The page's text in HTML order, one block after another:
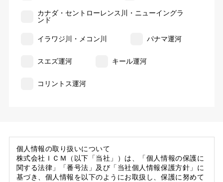
カナダ・セントローレンス川・ニューイングラ
ンド
イラワジ川・メコン川 パナマ運河
スエズ運河 キール運河
コリントス運河
個人情報の取り扱いについて
株式会社ＩＣＭ（以下「当社」）は、「個人情報の保護に
関する法律」「番号法」及び「当社個人情報保護方針」に
基づき、個人情報を以下のようにお取扱し、保護に努めて